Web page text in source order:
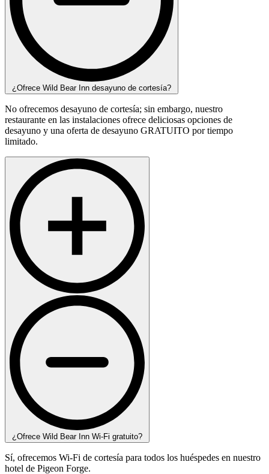
¿Ofrece Wild Bear Inn desayuno de cortesía?
No ofrecemos desayuno de cortesía; sin embargo, nuestro
restaurante en las instalaciones ofrece deliciosas opciones de
desayuno y una oferta de desayuno GRATUITO por tiempo
limitado.
¿Ofrece Wild Bear Inn Wi-Fi gratuito?
Sí, ofrecemos Wi-Fi de cortesía para todos los huéspedes en nuestro
hotel de Pigeon Forge.